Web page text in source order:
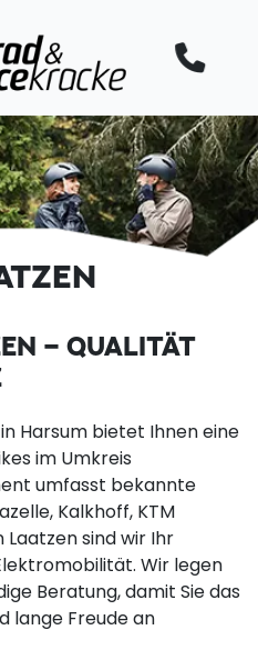
– QUALITÄT
Harsum bietet Ihnen eine
im Umkreis
umfasst bekannte
Kalkhoff, KTM
Laatzen sind wir Ihr
Wir legen
Beratung, damit Sie das
lange Freude an